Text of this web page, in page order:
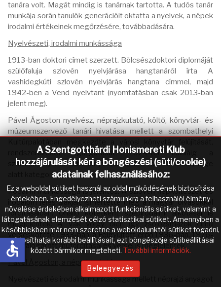
tanára volt. Magát mindig is tanárnak tartotta. A tudós tanár
munkája során tanulók generációit oktatta a nyelvek, a népek
irodalmi értékeinek megőrzésére, továbbadására.
Nyelvészeti, irodalmi munkássága
1913-ban doktori címet szerzett. Bölcsészdoktori diplomáját
szülőfaluja szlovén nyelvjárása hangtanáról írta A
vashidegkúti szlovén nyelvjárás hangtana címmel, majd
1942-ben a Vend nyelvtant (nyomtatásban csak 2013-ban
jelent meg).
Pável Ágoston nyelvész, néprajzkutató, költő, könyvtár- és
múzeumszervező tanári hivatása mellett a szombathelyi
rendszerezését, igazgatását. 1924-től haláláig a
szombathelyi múzeum könyvtárának őre volt. Tevékenysége
alatt kategorizálták a könyveket.
Irodalmi munkássága is jelentős. A szlovén népköltészet és
irodalom jeles alakjait ismertette meg a magyar olvasókkal
fordításaiban. Önálló kötetként szépirodalmi alkotásai is
megjelentek: A Vak völgy ölén így zsolozsmázok című
verseskötete 1933-ban, a Felgyújtott erdő 1936-ban. 1976-
ban válogatott műfordításai és versei is megjelentek.
Pável Ágoston, a néprajzkutató
Nyelvészeti és irodalmi munkássága mellett néprajzi anyagot
A Szentgotthárdi Honismereti Klub
hozzájárulását kéri a böngészési (süti/cookie)
adatainak felhasználásához:
Ez a weboldal sütiket használ az oldal működésének biztosítása
érdekében. Engedélyezheti számunkra a felhasználói élmény
növelése érdekében alkalmazott funkcionális sütiket, valamint a
látogatásának elemzését célzó statisztikai sütiket. Amennyiben a
későbbiekben már nem szeretne a weboldalunktól sütiket fogadni,
módosíthatja korábbi beállításait, ezt böngészője sütibeállításai
között bármikor megteheti. További információk.
Beleegyezés
accessible